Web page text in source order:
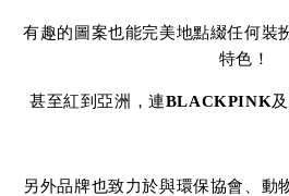
有趣的圖案也能完美地點綴任何裝
特色！
甚至紅到亞洲，連BLACKPINK
另外品牌也致力於與環保協會、動